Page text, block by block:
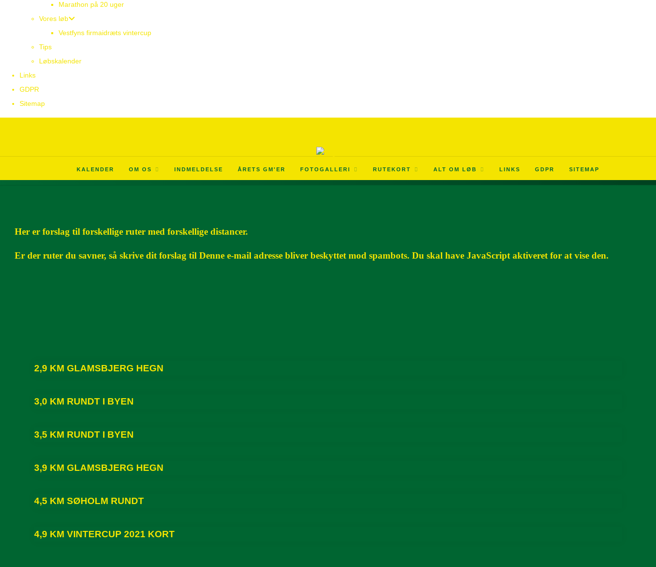
Marathon på 20 uger
Vores løb
Vestfyns firmaidræts vintercup
Tips
Løbskalender
Links
GDPR
Sitemap
KALENDER OM OS INDMELDELSE ÅRETS GM'ER FOTOGALLERI RUTEKORT ALT OM LØB LINKS GDPR SITEMAP
Her er forslag til forskellige ruter med forskellige distancer.
Er der ruter du savner, så skrive dit forslag til Denne e-mail adresse bliver beskyttet mod spambots. Du skal have JavaScript aktiveret for at vise den.
2,9 KM GLAMSBJERG HEGN
3,0 KM RUNDT I BYEN
3,5 KM RUNDT I BYEN
3,9 KM GLAMSBJERG HEGN
4,5 KM SØHOLM RUNDT
4,9 KM VINTERCUP 2021 KORT